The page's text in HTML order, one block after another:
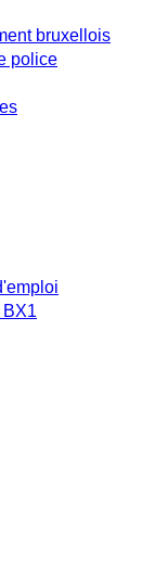
bruxellois
police
BX1